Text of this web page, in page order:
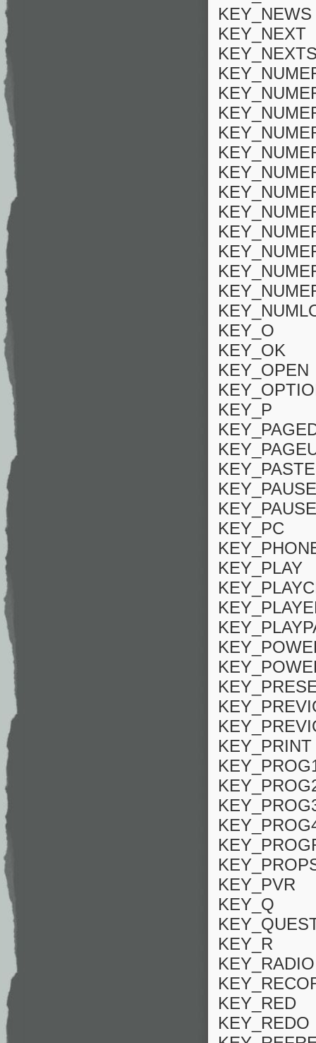
KEY_NEWS
KEY_NEXT
KEY_O
KEY_OK
KEY_OPEN
KEY_P
KEY_PASTE
KEY_PAUSE
KEY_PC
KEY_PLAY
KEY_PRINT
KEY_PVR
KEY_Q
KEY_R
KEY_RADIO
KEY_RED
KEY_REDO